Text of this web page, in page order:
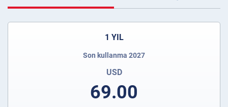
1 YIL
Son kullanma 2027
USD
69.00